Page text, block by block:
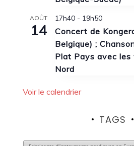
AOÛT
14
17h40- 19h50
Concert de
Belgique) ;
Plat Pays avec les
Nord
Voir le calendrier
TAGS